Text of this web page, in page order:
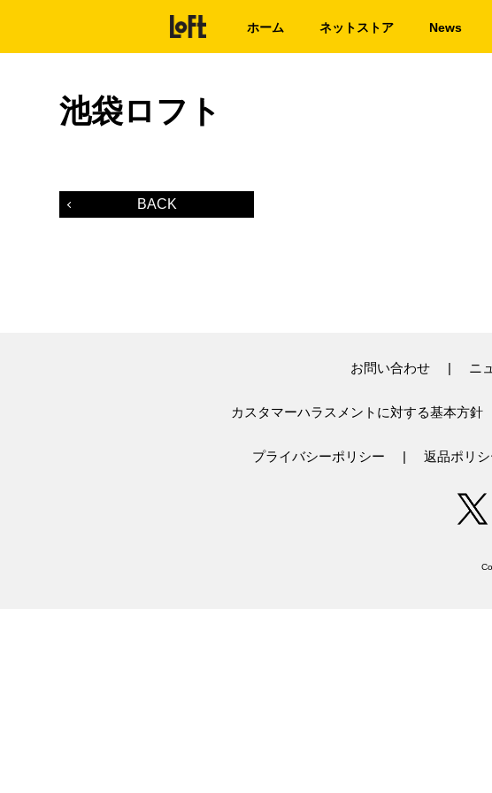
ホーム ネットストア News
池袋ロフト
BACK
お問い合わせ ニ
カスタマーハラスメントに対する基本方針
プライバシーポリシー 返品ポリシ